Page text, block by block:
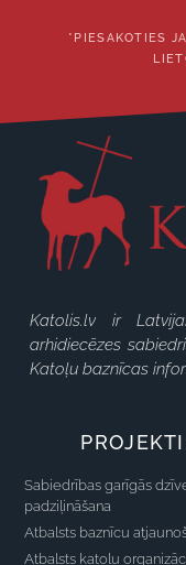
*PIESAKOTIES
Katolis.lv ir
arhidiecēzes
Katoļu baznīcas
Sabiedrības garīgās
padziļināšana
Atbalsts baznīcu
Atbalsts katoļu